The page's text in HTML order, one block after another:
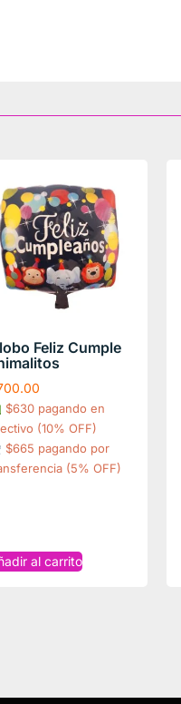
Feliz Cumple
$630 pagando en
(10% OFF)
$665 pagando por
(5% OFF)
al carrito